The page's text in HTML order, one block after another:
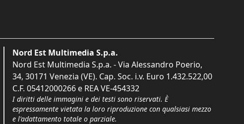
Nord Est Multimedia S.p.a.
Nord Est Multimedia S.p.a. - Via Alessandro Poerio,
34, 30171 Venezia (VE). Cap. Soc. i.v. Euro 1.432.522,00
C.F. 05412000266 e REA VE-454332
I diritti delle immagini e dei testi sono riservati. È
espressamente vietata la loro riproduzione con qualsiasi mezzo
e l'adattamento totale o parziale.